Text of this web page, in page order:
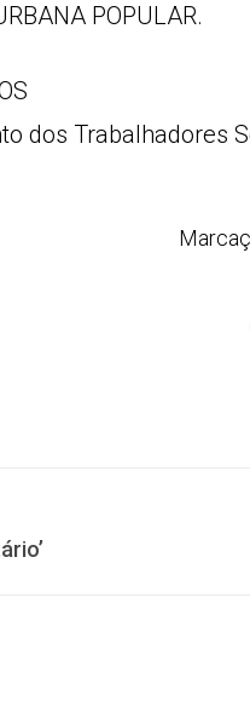
POPULAR.
dos Trabalhadores